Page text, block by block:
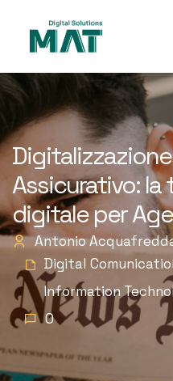
Assicurativo:
digitale per
Antonio
Digital
Information
0